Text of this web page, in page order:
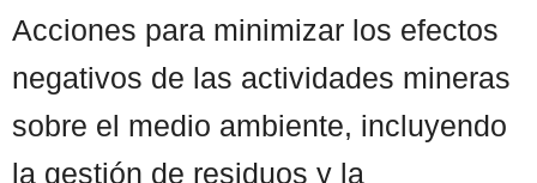
Acciones para minimizar los efectos
negativos de las actividades mineras
sobre el medio ambiente, incluyendo
la gestión de residuos y la